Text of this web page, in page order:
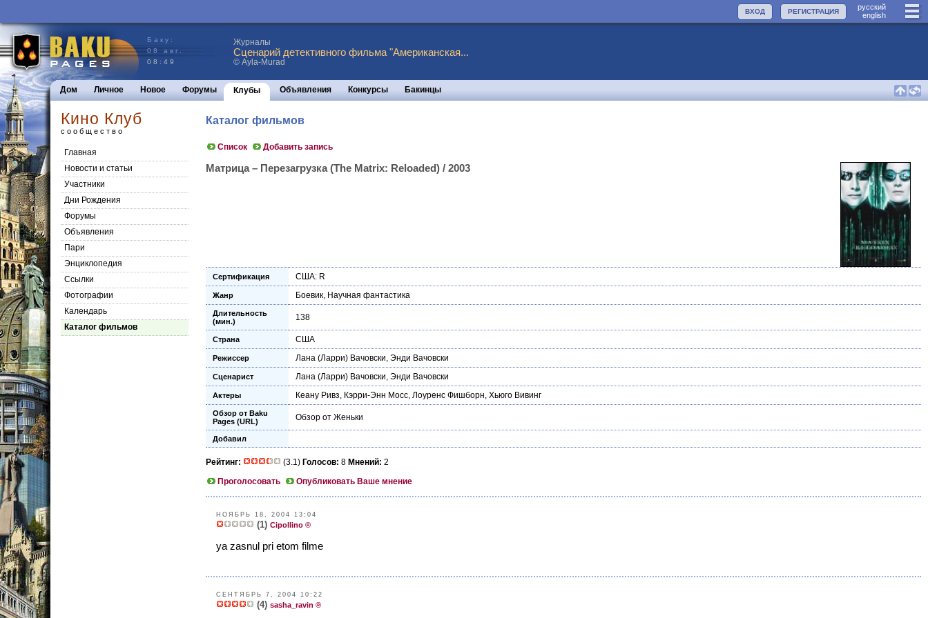
руccкий
english
РЕГИСТРАЦИЯ
ВХОД
Баку:
08 авг.
08:49
Журналы
Сценарий детективного фильма "Американская...
© Ayla-Murad
Дом Личное Новое Форумы Клубы Объявления Конкурсы Бакинцы
Кино Клуб
сообщество
Главная
Новости и статьи
Участники
Дни Рождения
Форумы
Объявления
Пари
Энциклопедия
Cсылки
Фотографии
Календарь
Каталог фильмов
Каталог фильмов
Список Добавить запись
Матрица – Перезагрузка (The Matrix: Reloaded) / 2003
Сертификация США: R
Жанр Боевик, Научная фантастика
Длительность
(мин.)
138
Страна США
Режиссер Лана (Ларри) Вачовски, Энди Вачовски
Сценарист Лана (Ларри) Вачовски, Энди Вачовски
Актеры Кеану Ривз, Кэрри-Энн Мосс, Лоуренс Фишборн, Хьюго Вивинг
Обзор от Baku
Pages (URL)
Обзор от Женьки
Добавил
Рейтинг: (3.1) Голосов: 8 Мнений: 2
Проголосовать
Опубликовать Ваше мнение
НОЯБРЬ 18, 2004 13:04
(1) Cipollino ®
ya zasnul pri etom filme
СЕНТЯБРЬ 7, 2004 10:22
(4) sasha_ravin ®